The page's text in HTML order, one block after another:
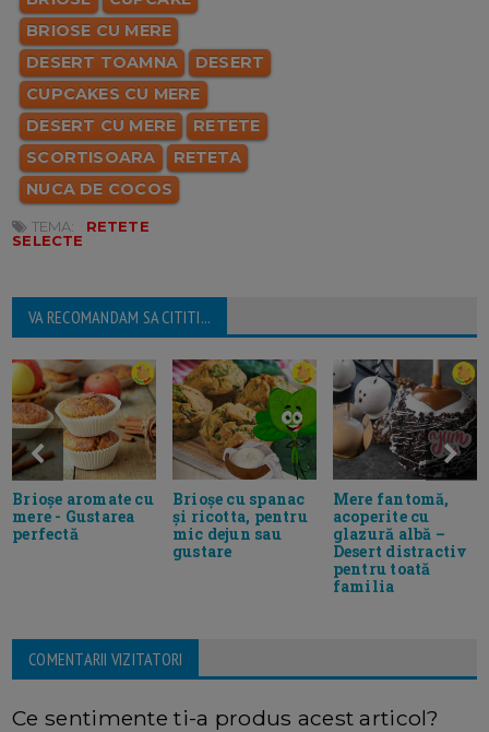
BRIOSE CU MERE
DESERT TOAMNA
DESERT
CUPCAKES CU MERE
DESERT CU MERE
RETETE
SCORTISOARA
RETETA
NUCA DE COCOS
TEMA:
RETETE
SELECTE
VA RECOMANDAM SA CITITI...
Brioșe aromate cu
mere - Gustarea
perfectă
Brioșe cu spanac
și ricotta, pentru
mic dejun sau
gustare
Mere fantomă,
acoperite cu
glazură albă –
Desert distractiv
pentru toată
familia
COMENTARII VIZITATORI
Ce sentimente ti-a produs acest articol?